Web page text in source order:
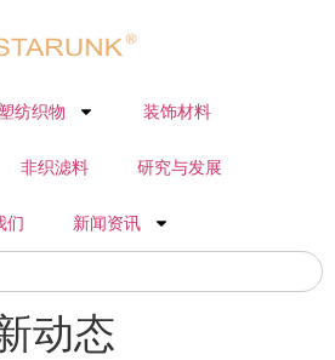
塑纺织物 装饰材料
非织滤料 研究与发展
们 新闻资讯
动态